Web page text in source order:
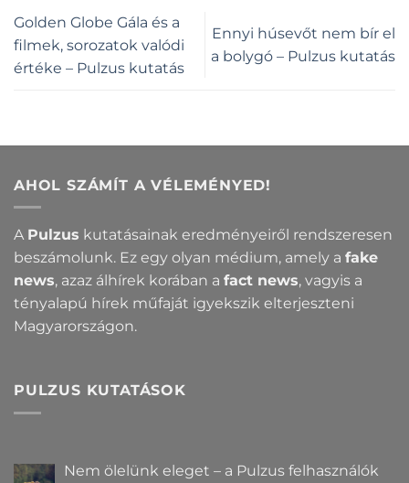
Golden Globe Gála és a
filmek, sorozatok valódi
értéke – Pulzus kutatás
Ennyi húsevőt nem bír el
a bolygó – Pulzus kutatás
AHOL SZÁMÍT A VÉLEMÉNYED!
A Pulzus kutatásainak eredményeiről rendszeresen
beszámolunk. Ez egy olyan médium, amely a fake
news, azaz álhírek korában a fact news, vagyis a
tényalapú hírek műfaját igyekszik elterjeszteni
Magyarországon.
PULZUS KUTATÁSOK
Nem ölelünk eleget – a Pulzus felhasználók